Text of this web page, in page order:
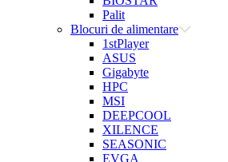
Palit
Blocuri de alimentare
1stPlayer
ASUS
Gigabyte
HPC
MSI
DEEPCOOL
XILENCE
SEASONIC
EVGA